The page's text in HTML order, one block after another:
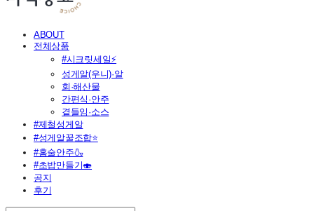
ABOUT
전체상품
#시크릿세일⚡
성게알(우니)·알
회·해산물
간편식·안주
곁들임·소스
#제철성게알
#성게알꿀조합⭐
#홈술안주🍶
#초밥만들기🍣
공지
후기